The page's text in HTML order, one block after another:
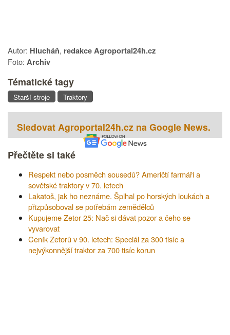
Autor: Hlucháň, redakce Agroportal24h.cz
Foto: Archiv
Tématické tagy
Starší stroje Traktory
Sledovat Agroportal24h.cz na Google News.
Přečtěte si také
Respekt nebo posměch sousedů? Američtí farmáři a
sovětské traktory v 70. letech
Lakatoš, jak ho neznáme. Šplhal po horských loukách a
přizpůsoboval se potřebám zemědělců
Kupujeme Zetor 25: Nač si dávat pozor a čeho se
vyvarovat
Ceník Zetorů v 90. letech: Speciál za 300 tisíc a
nejvýkonnější traktor za 700 tisíc korun